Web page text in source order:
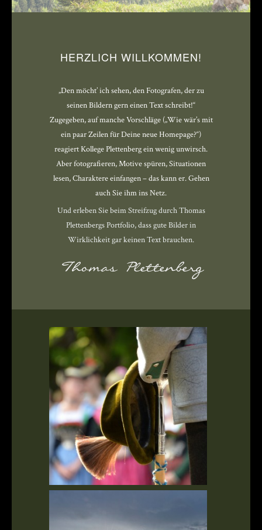
HERZLICH WILLKOMMEN!
„Den möcht’ ich sehen, den Fotografen, der zu
seinen Bildern gern einen Text schreibt!“
Zugegeben, auf manche Vorschläge („Wie wär’s mit
ein paar Zeilen für Deine neue Homepage?“)
reagiert Kollege Plettenberg ein wenig unwirsch.
Aber fotografieren, Motive spüren, Situationen
lesen, Charaktere einfangen – das kann er. Gehen
auch Sie ihm ins Netz.
Und erleben Sie beim Streifzug durch Thomas
Plettenbergs Portfolio, dass gute Bilder in
Wirklichkeit gar keinen Text brauchen.